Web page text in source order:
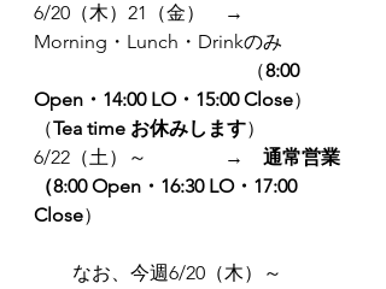
6/20（木）21（金）　→
Morning・Lunch・Drinkのみ
（8:00
Open・14:00 LO・15:00 Close）
（Tea time お休みします）
6/22（土）～　　　　→ 通常営業
（8:00 Open・16:30 LO・17:00
Close）
なお、今週6/20（木）～